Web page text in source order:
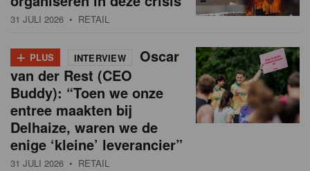
31 JULI 2026 • RETAIL
+ PLUS INTERVIEW
Oscar
van der Rest (CEO
Buddy): “Toen we onze
entree maakten bij
Delhaize, waren we de
enige ‘kleine’ leverancier”
31 JULI 2026 • RETAIL